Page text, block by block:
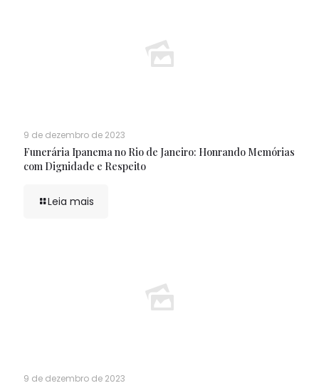
9 de dezembro de 2023
Funerária Ipanema no Rio de Janeiro: Honrando Memórias
com Dignidade e Respeito
Leia mais
9 de dezembro de 2023